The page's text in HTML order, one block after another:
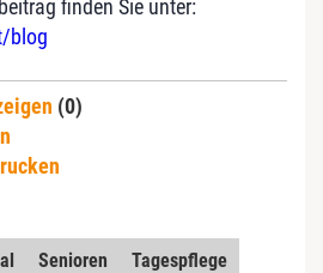
finden Sie unter:
blog
(0)
Senioren
Tagespflege